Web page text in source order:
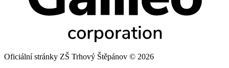
Oficiální stránky ZŠ Trhový Štěpánov © 2026